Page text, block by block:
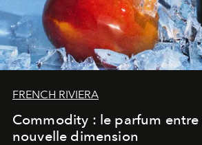
FRENCH RIVIERA
Commodity : le parfum entre
nouvelle dimension